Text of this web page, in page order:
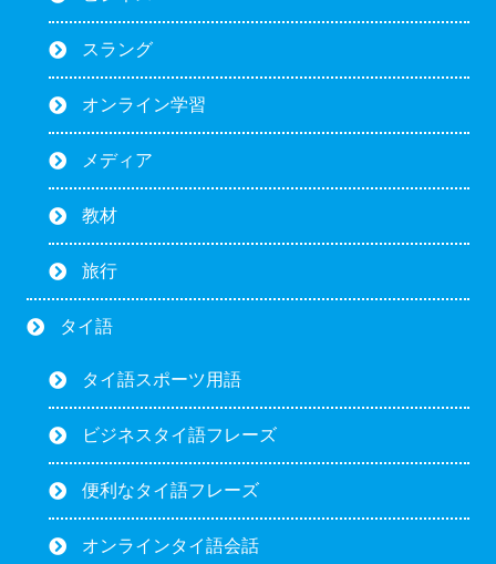
スラング
オンライン学習
メディア
教材
旅行
タイ語
タイ語スポーツ用語
ビジネスタイ語フレーズ
便利なタイ語フレーズ
オンラインタイ語会話